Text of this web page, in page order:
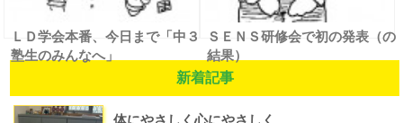
ＬＤ学会本番、今日まで「中３
塾生のみんなへ」
ＳＥＮＳ研修会で初の発表（の
結果）
新着記事